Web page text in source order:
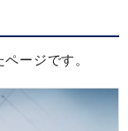
ージです。